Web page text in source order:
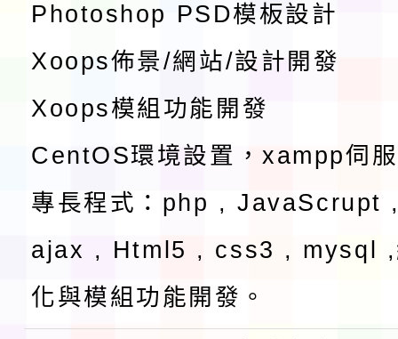
Photoshop PSD模板設計
Xoops佈景/網站/設計開發
Xoops模組功能開發
CentOS環境設置，xampp伺
專長程式：php , JavaScrupt
ajax , Html5 , css3 , mysql ,
化與模組功能開發。